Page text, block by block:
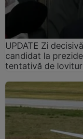
UPDATE Zi
candidat la
tentativă de